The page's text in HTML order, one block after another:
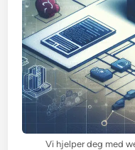
Vi hjelper deg med